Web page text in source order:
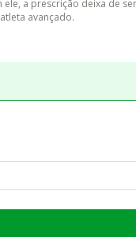
a prescrição deixa de
avançado.